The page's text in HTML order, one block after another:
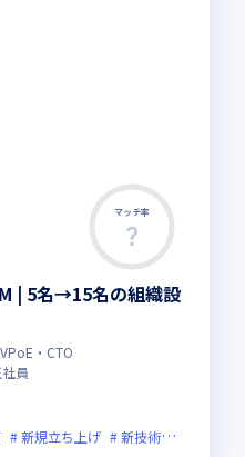
マッチ率
| 5名→15名の組織設
・CTO
員
新規立ち上げ 新技術に積極的